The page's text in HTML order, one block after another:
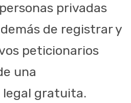
privadas
de registrar y
peticionarios
una
gratuita.